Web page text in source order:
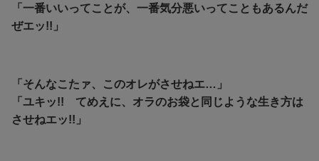
「一番いいってことが、一番気分悪いってこともあるんだ
ぜエッ!!」
「そんなこたァ、このオレがさせねエ…」
「ユキッ!! てめえに、オラのお袋と同じような生き方は
させねエッ!!」